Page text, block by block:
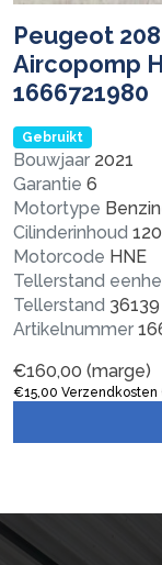
Peugeot 208
Aircopomp
1666721980
Gebruikt
Bouwjaar 2021
Garantie 6
Motortype
Cilinderinhoud
Motorcode HNE
Tellerstand
Tellerstand 36139
Artikelnummer
€160,00 (marge)
€15,00 Verzendkosten